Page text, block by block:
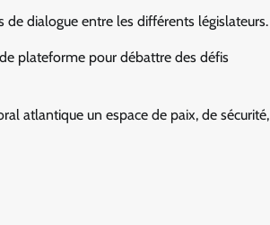
de dialogue entre les différents législateurs.
plateforme pour débattre des défis
atlantique un espace de paix, de sécurité,